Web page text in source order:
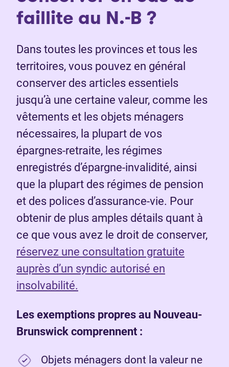
faillite au N.-B ?
Dans toutes les provinces et tous les
territoires, vous pouvez en général
conserver des articles essentiels
jusqu’à une certaine valeur, comme les
vêtements et les objets ménagers
nécessaires, la plupart de vos
épargnes-retraite, les régimes
enregistrés d’épargne-invalidité, ainsi
que la plupart des régimes de pension
et des polices d’assurance-vie. Pour
obtenir de plus amples détails quant à
ce que vous avez le droit de conserver,
réservez une consultation gratuite
auprès d’un syndic autorisé en
insolvabilité.
Les exemptions propres au Nouveau-
Brunswick comprennent :
Objets ménagers dont la valeur ne